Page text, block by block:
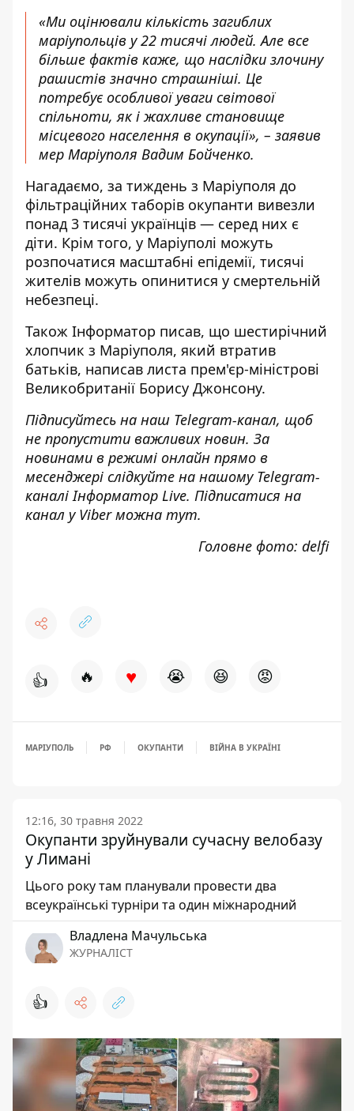
«Ми оцінювали кількість загиблих
маріупольців у 22 тисячі людей. Але все
більше фактів каже, що наслідки злочину
рашистів значно страшніші. Це
потребує особливої ​​уваги світової
спільноти, як і жахливе становище
місцевого населення в окупації», – заявив
мер Маріуполя Вадим Бойченко.
Нагадаємо, за тиждень з Маріуполя до
фільтраційних таборів окупанти вивезли
понад 3 тисячі українців — серед них є
діти. Крім того, у Маріуполі можуть
розпочатися масштабні епідемії, тисячі
жителів можуть опинитися у смертельній
небезпеці.
Також Інформатор писав, що шестирічний
хлопчик з Маріуполя, який втратив
батьків, написав листа прем'єр-міністрові
Великобританії Борису Джонсону.
Підписуйтесь на наш Telegram-канал, щоб
не пропустити важливих новин. За
новинами в режимі онлайн прямо в
месенджері слідкуйте на нашому Telegram-
каналіІнформатор Live. Підписатися на
канал у Viber можна тут.
Головне фото: delfi
👍 🔥 ♥ 😭 😆 😡
МАРІУПОЛЬ РФ ОКУПАНТИ ВІЙНА В УКРАЇНІ
12:16, 30 травня 2022
Окупанти зруйнували сучасну велобазу
у Лимані
Цього року там планували провести два
всеукраїнські турніри та один міжнародний
Владлена Мачульська
ЖУРНАЛІСТ
👍